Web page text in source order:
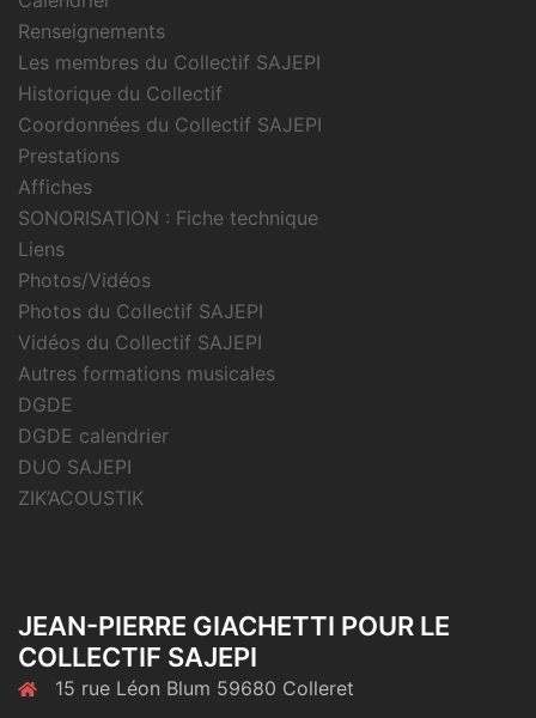
Renseignements
Les membres du Collectif SAJEPI
Historique du Collectif
Coordonnées du Collectif SAJEPI
Prestations
Affiches
SONORISATION : Fiche technique
Liens
Photos/Vidéos
Photos du Collectif SAJEPI
Vidéos du Collectif SAJEPI
Autres formations musicales
DGDE
DGDE calendrier
DUO SAJEPI
ZIK’ACOUSTIK
JEAN-PIERRE GIACHETTI POUR LE
COLLECTIF SAJEPI
15 rue Léon Blum 59680 Colleret